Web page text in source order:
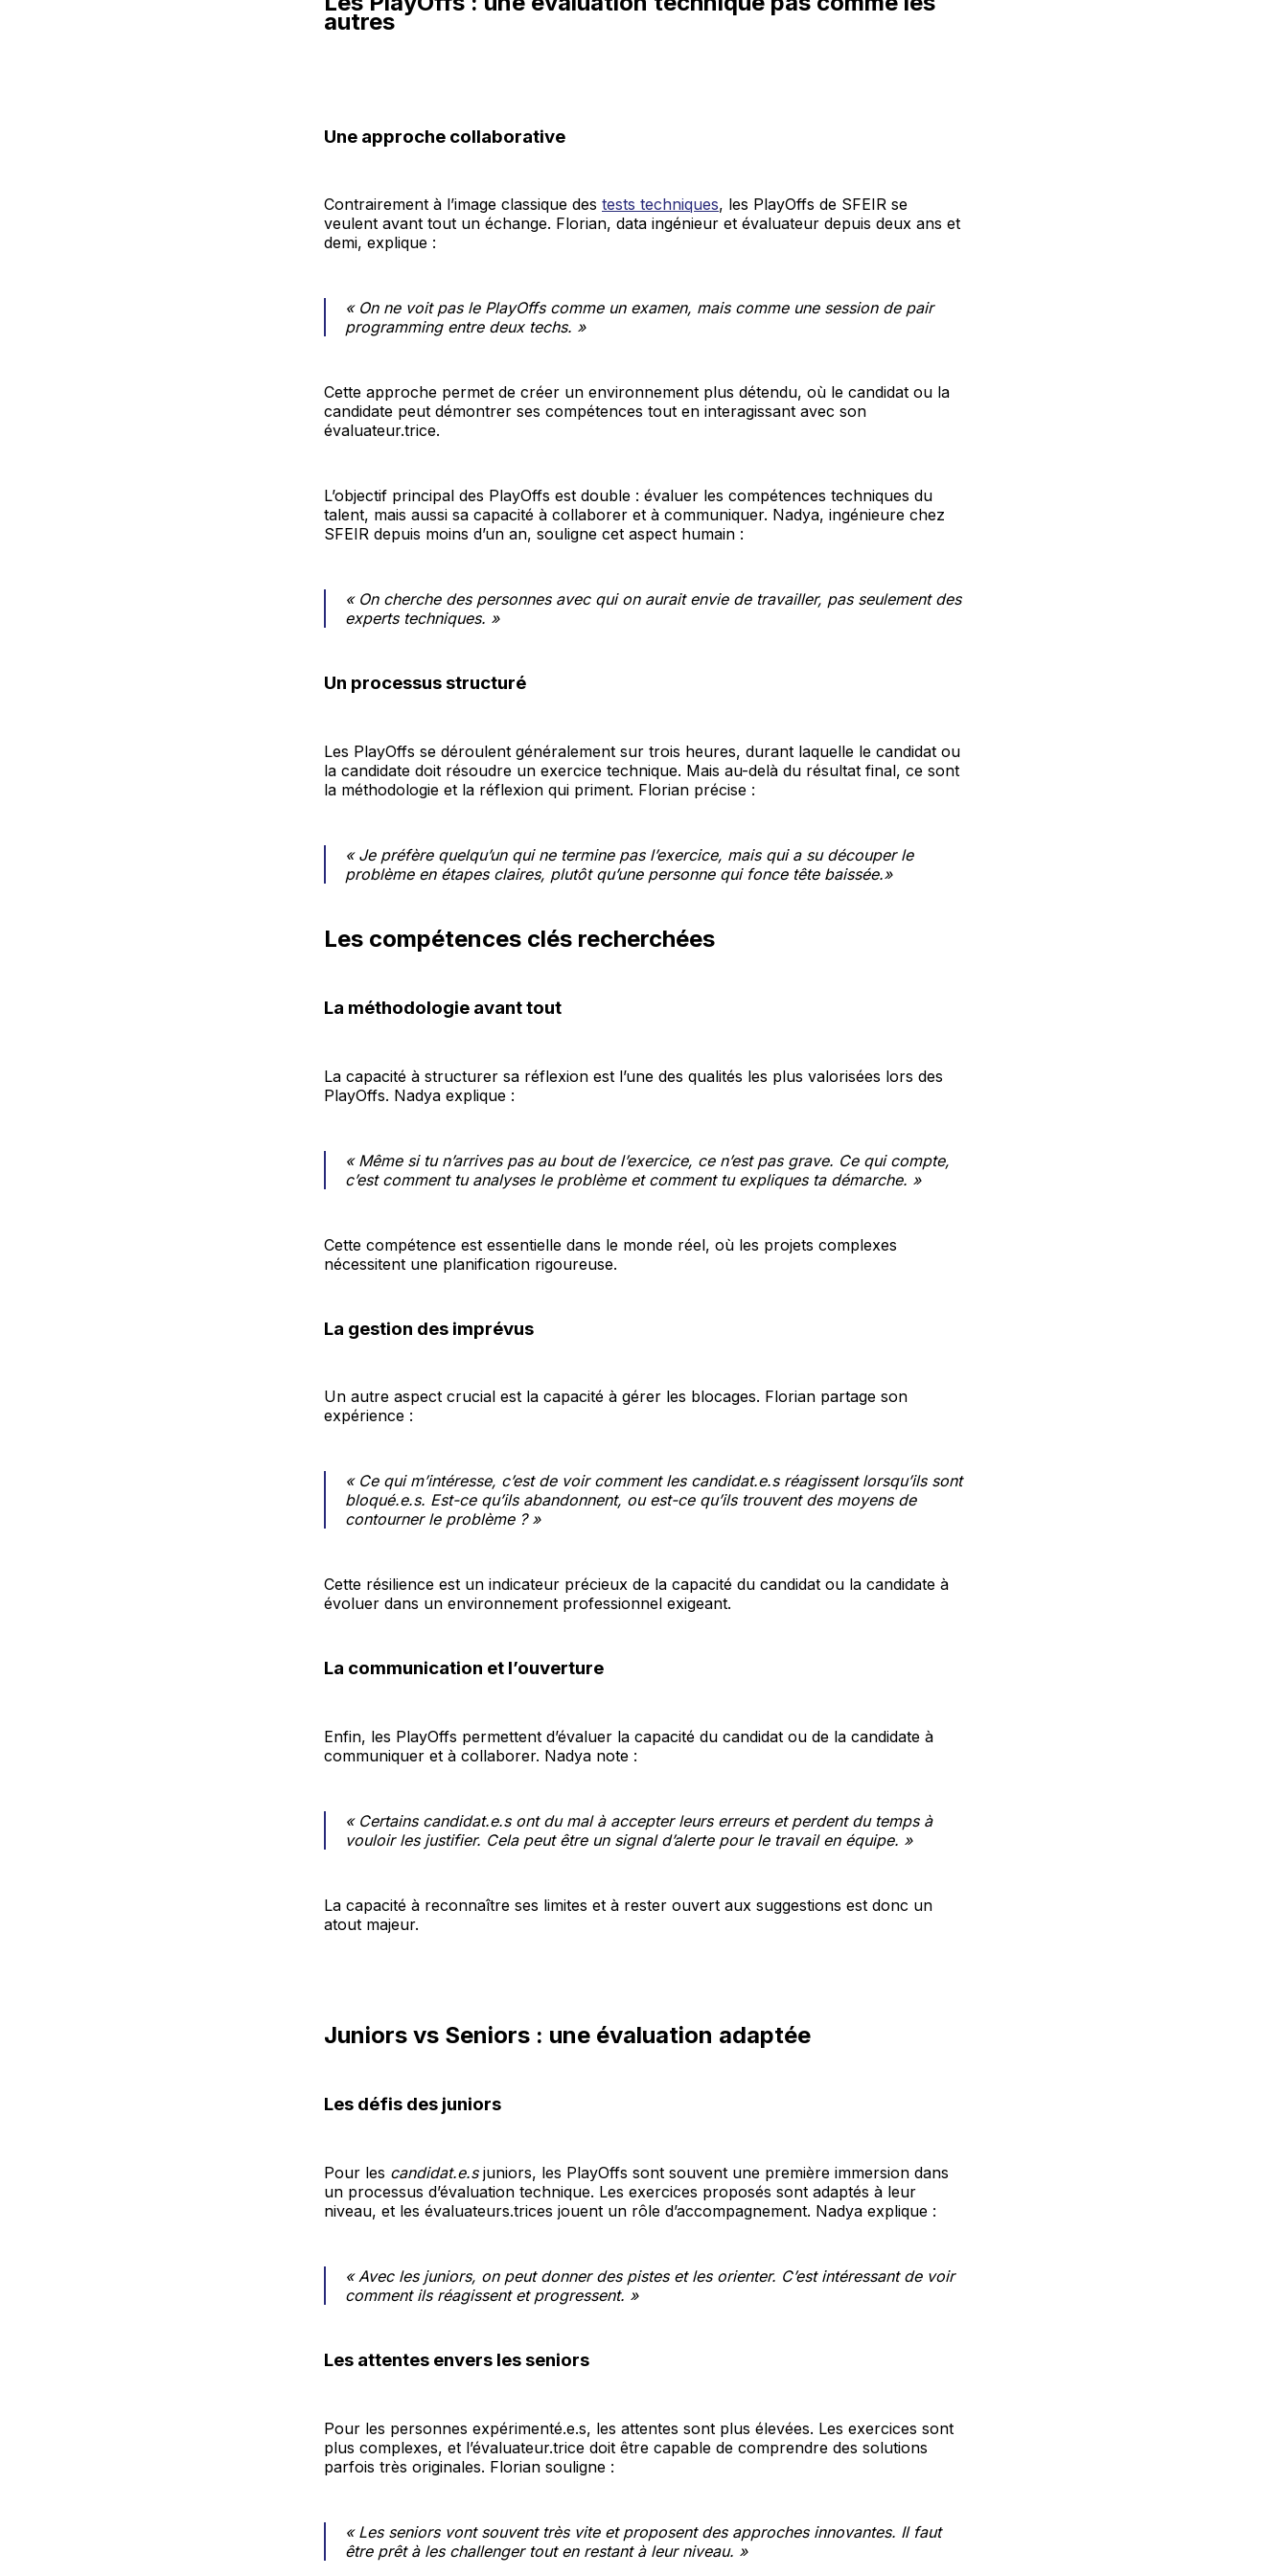
autres
Une approche collaborative
Contrairement à l’image classique des tests techniques, les PlayOffs de SFEIR se
veulent avant tout un échange. Florian, data ingénieur et évaluateur depuis deux ans et
demi, explique :
« On ne voit pas le PlayOffs comme un examen, mais comme une session de pair
programming entre deux techs. »
Cette approche permet de créer un environnement plus détendu, où le candidat ou la
candidate peut démontrer ses compétences tout en interagissant avec son
évaluateur.trice.
L’objectif principal des PlayOffs est double : évaluer les compétences techniques du
talent, mais aussi sa capacité à collaborer et à communiquer. Nadya, ingénieure chez
SFEIR depuis moins d’un an, souligne cet aspect humain :
« On cherche des personnes avec qui on aurait envie de travailler, pas seulement des
experts techniques. »
Un processus structuré
Les PlayOffs se déroulent généralement sur trois heures, durant laquelle le candidat ou
la candidate doit résoudre un exercice technique. Mais au-delà du résultat final, ce sont
la méthodologie et la réflexion qui priment. Florian précise :
« Je préfère quelqu’un qui ne termine pas l’exercice, mais qui a su découper le
problème en étapes claires, plutôt qu’une personne qui fonce tête baissée.»
Les compétences clés recherchées
La méthodologie avant tout
La capacité à structurer sa réflexion est l’une des qualités les plus valorisées lors des
PlayOffs. Nadya explique :
« Même si tu n’arrives pas au bout de l’exercice, ce n’est pas grave. Ce qui compte,
c’est comment tu analyses le problème et comment tu expliques ta démarche. »
Cette compétence est essentielle dans le monde réel, où les projets complexes
nécessitent une planification rigoureuse.
La gestion des imprévus
Un autre aspect crucial est la capacité à gérer les blocages. Florian partage son
expérience :
« Ce qui m’intéresse, c’est de voir comment les candidat.e.s réagissent lorsqu’ils sont
bloqué.e.s. Est-ce qu’ils abandonnent, ou est-ce qu’ils trouvent des moyens de
contourner le problème ? »
Cette résilience est un indicateur précieux de la capacité du candidat ou la candidate à
évoluer dans un environnement professionnel exigeant.
La communication et l’ouverture
Enfin, les PlayOffs permettent d’évaluer la capacité du candidat ou de la candidate à
communiquer et à collaborer. Nadya note :
« Certains candidat.e.s ont du mal à accepter leurs erreurs et perdent du temps à
vouloir les justifier. Cela peut être un signal d’alerte pour le travail en équipe. »
La capacité à reconnaître ses limites et à rester ouvert aux suggestions est donc un
atout majeur.
Juniors vs Seniors : une évaluation adaptée
Les défis des juniors
Pour les candidat.e.sjuniors, les PlayOffs sont souvent une première immersion dans
un processus d’évaluation technique. Les exercices proposés sont adaptés à leur
niveau, et les évaluateurs.trices jouent un rôle d’accompagnement. Nadya explique :
« Avec les juniors, on peut donner des pistes et les orienter. C’est intéressant de voir
comment ils réagissent et progressent. »
Les attentes envers les seniors
Pour les personnes expérimenté.e.s, les attentes sont plus élevées. Les exercices sont
plus complexes, et l’évaluateur.trice doit être capable de comprendre des solutions
parfois très originales. Florian souligne :
« Les seniors vont souvent très vite et proposent des approches innovantes. Il faut
être prêt à les challenger tout en restant à leur niveau. »